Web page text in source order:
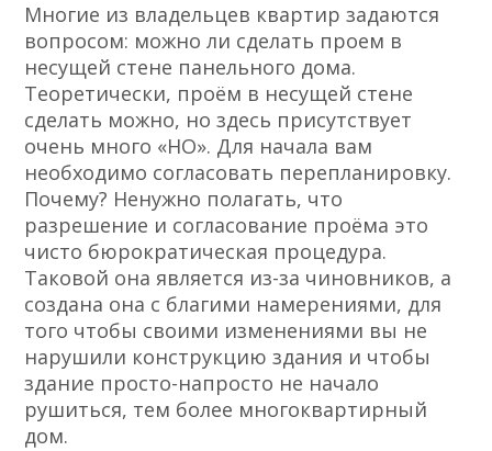
Многие из владельцев квартир задаются
вопросом: можно ли сделать проем в
несущей стене панельного дома.
Теоретически, проём в несущей стене
сделать можно, но здесь присутствует
очень много «НО». Для начала вам
необходимо согласовать перепланировку.
Почему? Ненужно полагать, что
разрешение и согласование проёма это
чисто бюрократическая процедура.
Таковой она является из-за чиновников, а
создана она с благими намерениями, для
того чтобы своими изменениями вы не
нарушили конструкцию здания и чтобы
здание просто-напросто не начало
рушиться, тем более многоквартирный
дом.